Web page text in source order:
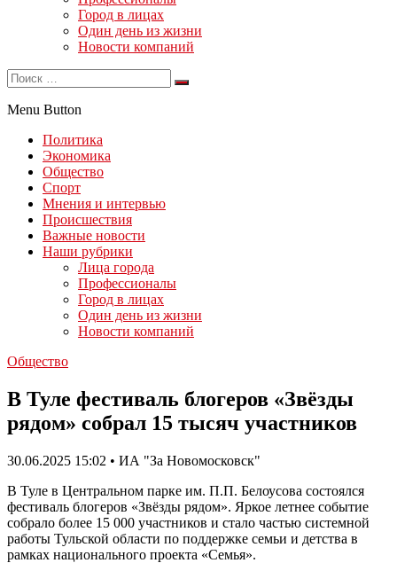
Город в лицах
Один день из жизни
Новости компаний
Menu Button
Политика
Экономика
Общество
Спорт
Мнения и интервью
Происшествия
Важные новости
Наши рубрики
Лица города
Профессионалы
Город в лицах
Один день из жизни
Новости компаний
Общество
В Туле фестиваль блогеров «Звёзды
рядом» собрал 15 тысяч участников
30.06.2025 15:02 • ИА "За Новомосковск"
В Туле в Центральном парке им. П.П. Белоусова состоялся
фестиваль блогеров «Звёзды рядом». Яркое летнее событие
собрало более 15 000 участников и стало частью системной
работы Тульской области по поддержке семьи и детства в
рамках национального проекта «Семья».